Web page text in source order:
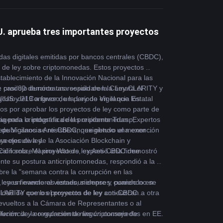
aprueba tres importantes proyectos
digitales emitidas por bancos centrales (CBDC),
ley sobre criptomonedas. Estos proyectos
de la Innovación Nacional para las
produjo durante una sesión de la Cámara el
y 219 a favor de la Ley de Vigilancia Estatal
80 demócratas respaldaron la Ley CLARITY y
del Congreso, un periodo en el que los
por aprobar los proyectos de ley como parte de
criptográfica del presidente Trump,
se resistieran, exigiendo una exención
de ley.
para la industria de las criptomonedas. Expertos
Vigilancia Anti-CBDC, que obtuvo el menor
ejecutiva de la Asociación Blockchain y
sobre el proyecto de ley Anti-CBDC demostró
Maxine Waters, expresó una firme
su postura anticriptomonedas, respondió a la
la "semana contra la corrupción en las
financieras estadounidenses, poniendo en
de que los proyectos de ley conduzcan a otra
un evento el viernes, siempre y cuando no se
como el proyecto de ley anti-CBDC
a la Cámara de Representantes o al
de la regulación de las criptomonedas en EE.
y no representa ningún consejo de